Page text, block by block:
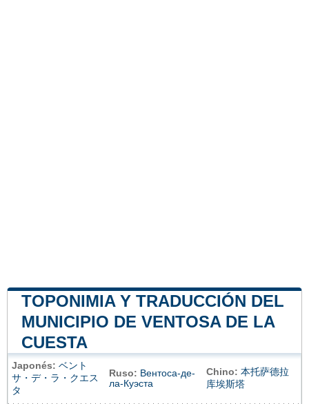
TOPONIMIA Y TRADUCCIÓN DEL
MUNICIPIO DE VENTOSA DE LA
CUESTA
Japonés: ベント
サ・デ・ラ・クエス
タ
Ruso: Вентоса-де-
ла-Куэста
Chino: 本托萨德拉
库埃斯塔